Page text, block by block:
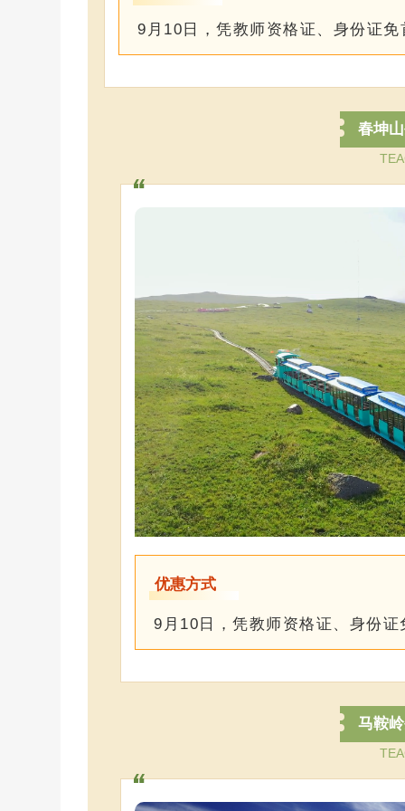
9月10日，凭教师资格证、身份证免
春坤
优惠方式
9月10日，凭教师资格证、身份证
马鞍